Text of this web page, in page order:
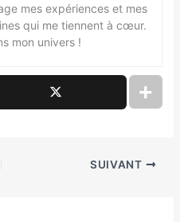
mes expériences et mes
qui me tiennent à cœur.
mon univers !
SUIVANT